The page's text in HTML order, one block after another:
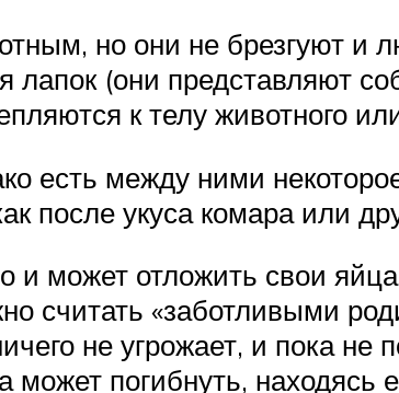
но они не брезгуют и
лапок (они представляют
к телу животного
есть между ними
после укуса комара или
и может отложить свои
считать «заботливыми
не угрожает, и пока
погибнуть, находясь